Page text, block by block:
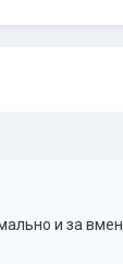
и за